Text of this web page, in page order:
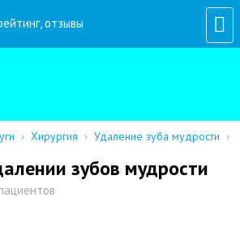
отзывы
› Хирургия › Удаление зуба мудрости ›
зубов мудрости